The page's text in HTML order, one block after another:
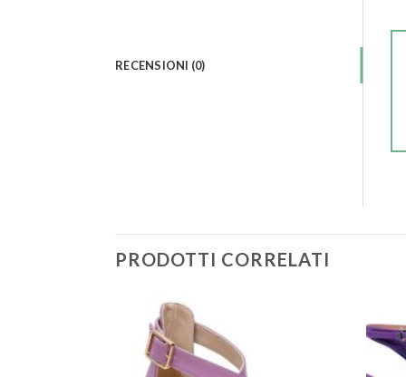
RECENSIONI (0)
PRODOTTI CORRELATI